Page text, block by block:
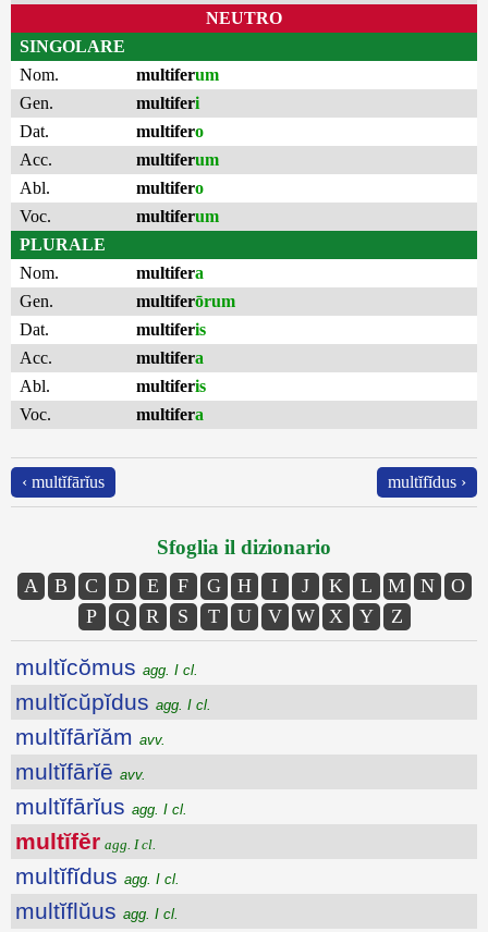
NEUTRO
SINGOLARE
Nom.
multiferum
Gen.
multiferi
Dat.
multifero
Acc.
multiferum
Abl.
multifero
Voc.
multiferum
PLURALE
Nom.
multifera
Gen.
multiferōrum
Dat.
multiferis
Acc.
multifera
Abl.
multiferis
Voc.
multifera
‹ multĭfārĭus multĭfĭdus ›
Sfoglia il dizionario
A B C D E F G H I J K L M N
O
P
Q R S T U V W X Y Z
multĭcŏmus agg. I cl.
multĭcŭpĭdus agg. I cl.
multĭfārĭăm avv.
multĭfārĭē avv.
multĭfārĭus agg. I cl.
multĭfĕr agg. I cl.
multĭfĭdus agg. I cl.
multĭflŭus agg. I cl.